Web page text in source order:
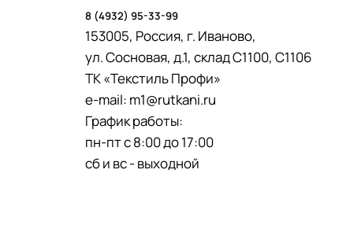
8 (4932) 95-33-99
153005, Россия, г. Иваново,
ул. Сосновая, д.1, склад С1100, С1106
ТК «Текстиль Профи»
e-mail: m1@rutkani.ru
График работы:
пн-пт с 8:00 до 17:00
сб и вс - выходной